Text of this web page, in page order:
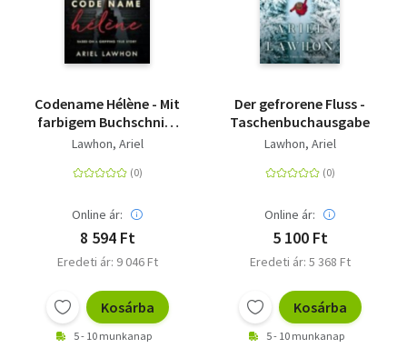
Codename Hélène - Mit
farbigem Buchschnitt
in limitierter Auflage
Lawhon, Ariel
Online ár:
8 594 Ft
Eredeti ár: 9 046 Ft
Kosárba
5 - 10 munkanap
Der gefrorene Fluss -
Taschenbuchausgabe
Lawhon, Ariel
Online ár:
5 100 Ft
Eredeti ár: 5 368 Ft
Kosárba
5 - 10 munkanap